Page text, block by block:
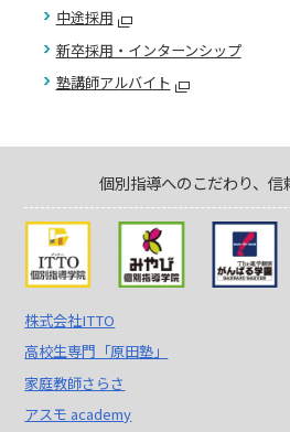
中途採用
新卒採用・インターンシップ
塾講師アルバイト
個別指導へのこだわり、
株式会社ITTO
高校生専門「原田塾」
家庭教師さらさ
アスモ academy